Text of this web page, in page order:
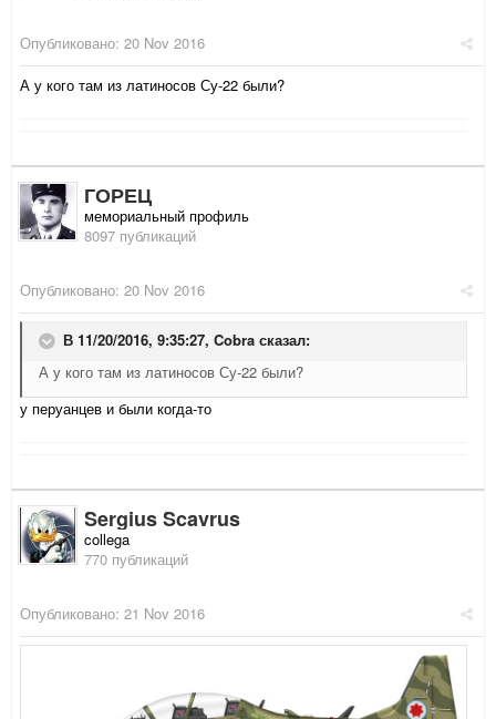
Опубликовано: 20 Nov 2016
А у кого там из латиносов Су-22 были?
ГОРЕЦ
мемориальный профиль
8097 публикаций
Опубликовано: 20 Nov 2016
В 11/20/2016, 9:35:27, Cobra сказал:
А у кого там из латиносов Су-22 были?
у перуанцев и были когда-то
Sergius Scavrus
collega
770 публикаций
Опубликовано: 21 Nov 2016